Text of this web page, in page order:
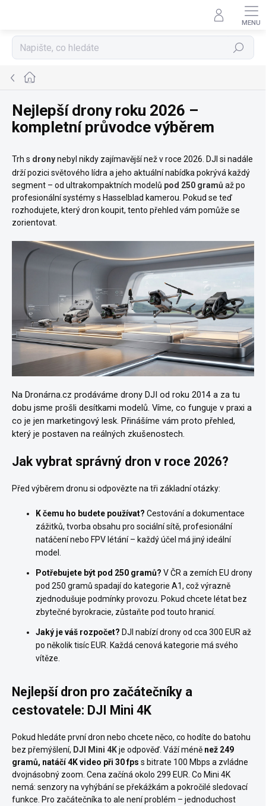
Hledat
Domů
Nejlepší drony roku 2026 –
kompletní průvodce výběrem
Trh s dronynebyl nikdy zajímavější než v roce 2026. DJI si nadále
drží pozici světového lídra a jeho aktuální nabídka pokrývá každý
segment – od ultrakompaktních modelů pod 250 gramů až po
profesionální systémy s Hasselblad kamerou. Pokud se teď
rozhodujete, který dron koupit, tento přehled vám pomůže se
zorientovat.
Na Dronárna.cz prodáváme drony DJI od roku 2014 a za tu
dobu jsme prošli desítkami modelů. Víme, co funguje v praxi a
co je jen marketingový lesk. Přinášíme vám proto přehled,
který je postaven na reálných zkušenostech.
Jak vybrat správný dron v roce 2026?
Před výběrem dronu si odpovězte na tři základní otázky:
K čemu ho budete používat? Cestování a dokumentace
zážitků, tvorba obsahu pro sociální sítě, profesionální
natáčení nebo FPV létání – každý účel má jiný ideální
model.
Potřebujete být pod 250 gramů? V ČR a zemích EU drony
pod 250 gramů spadají do kategorie A1, což výrazně
zjednodušuje podmínky provozu. Pokud chcete létat bez
zbytečné byrokracie, zůstaňte pod touto hranicí.
Jaký je váš rozpočet? DJI nabízí drony od cca 300 EUR až
po několik tisíc EUR. Každá cenová kategorie má svého
vítěze.
Nejlepší dron pro začátečníky a
cestovatele: DJI Mini 4K
Pokud hledáte první dron nebo chcete něco, co hodíte do batohu
bez přemýšlení, DJI Mini 4Kje odpověď. Váží méně než 249
gramů, natáčí 4K video při 30 fps s bitrate 100 Mbps a zvládne
dvojnásobný zoom. Cena začíná okolo 299 EUR. Co Mini 4K
nemá: senzory na vyhýbání se překážkám a pokročilé sledovací
funkce. Pro začátečníka to ale není problém – jednoduchost